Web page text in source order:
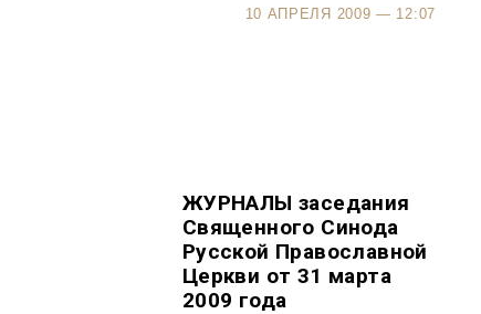
10 АПРЕЛЯ 2009 — 12:07
ЖУРНАЛЫ заседания
Священного Синода
Русской Православной
Церкви от 31 марта
2009 года